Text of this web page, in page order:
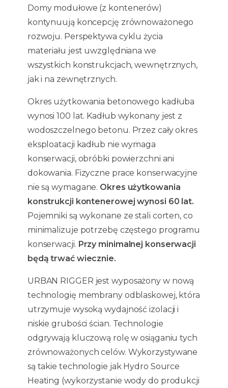
Domy modułowe (z kontenerów)
kontynuują koncepcję zrównoważonego
rozwoju. Perspektywa cyklu życia
materiału jest uwzględniana we
wszystkich konstrukcjach, wewnętrznych,
jak i na zewnętrznych.
Okres użytkowania betonowego kadłuba
wynosi 100 lat. Kadłub wykonany jest z
wodoszczelnego betonu. Przez cały okres
eksploatacji kadłub nie wymaga
konserwacji, obróbki powierzchni ani
dokowania. Fizyczne prace konserwacyjne
nie są wymagane. Okres użytkowania
konstrukcji kontenerowej wynosi 60 lat.
Pojemniki są wykonane ze stali corten, co
minimalizuje potrzebę częstego programu
konserwacji. Przy minimalnej konserwacji
będą trwać wiecznie.
URBAN RIGGER jest wyposażony w nową
technologię membrany odblaskowej, która
utrzymuje wysoką wydajność izolacji i
niskie grubości ścian. Technologie
odgrywają kluczową rolę w osiąganiu tych
zrównoważonych celów. Wykorzystywane
są takie technologie jak Hydro Source
Heating (wykorzystanie wody do produkcji